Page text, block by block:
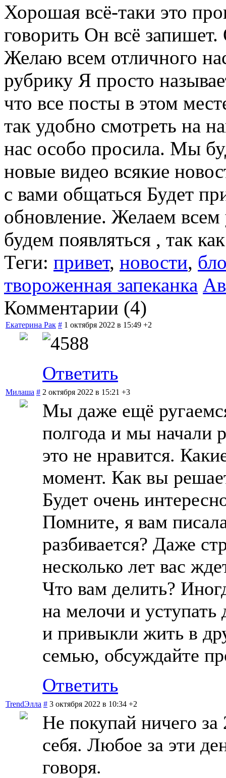
Хорошая всё-таки это
говорить Он всё
Желаю всем отличного
рубрику Я просто
что все посты в этом
так удобно смотреть на
нас особо просила. Мы
новые видео всякие
с вами общаться Будет
обновление. Желаем
будем появляться , так
Теги: привет, новости,
твороженная запеканка
Комментарии (4)
Екатерина Рак # 1 октября 2022 в 15:49 +2
Ответить
Милаша # 2 октября 2022 в 15:21 +3
Мы даже ещё
полгода и мы начали
это не нравится.
момент. Как вы
Будет очень
Помните, я вам
разбивается? Даже
несколько лет вас
Что вам делить?
на мелочи и уступать
и привыкли жить в
семью, обсуждайте
Ответить
TrendЭлла # 3 октября 2022 в 10:34 +2
Не покупай ничего
себя. Любое за эти
говоря.